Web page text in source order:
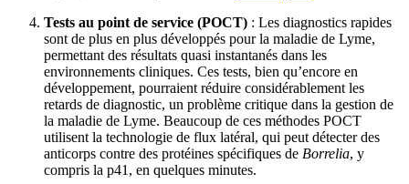
Tests au point de service (POCT) : Les diagnostics rapides
sont de plus en plus développés pour la maladie de Lyme,
permettant des résultats quasi instantanés dans les
environnements cliniques. Ces tests, bien qu’encore en
développement, pourraient réduire considérablement les
retards de diagnostic, un problème critique dans la gestion de
la maladie de Lyme. Beaucoup de ces méthodes POCT
utilisent la technologie de flux latéral, qui peut détecter des
anticorps contre des protéines spécifiques de Borrelia, y
compris la p41, en quelques minutes.